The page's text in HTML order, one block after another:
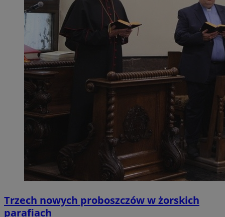
Trzech nowych proboszczów w żorskich
parafiach